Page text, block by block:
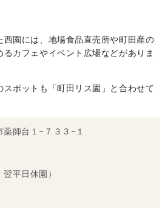
西園には、地場食品直売所や町田産の
カフェやイベント広場などがありま
スポットも「町田リス園」と合わせて
薬師台１−７３３−１
平日休園）